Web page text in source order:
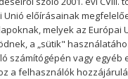
BLOGOK
Unió előírásainak
melyek az Európai
a „sütik"
számítógépén vagy egyéb
a felhasználók